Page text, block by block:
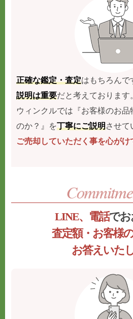
正確な鑑定・査定はもちろんで
説明は重要だと考えております
ウィンクルでは『お客様のお
のか？』を丁寧にご説明させて
ご売却していただく事を心がけ
LINE、電話でお
査定額・お客様
お答えいた